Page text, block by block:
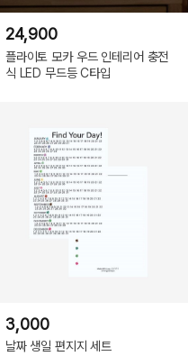
24,900
플라이토 모카 우드 인테리어 충전
식 LED 무드등 C타입
3,000
날짜 생일 편지지 세트